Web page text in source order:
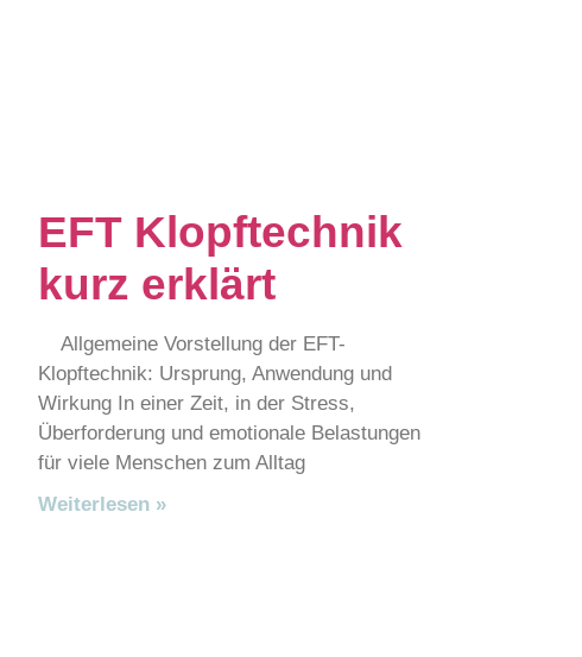
EFT Klopftechnik
kurz erklärt
Allgemeine Vorstellung der EFT-
Klopftechnik: Ursprung, Anwendung und
Wirkung In einer Zeit, in der Stress,
Überforderung und emotionale Belastungen
für viele Menschen zum Alltag
Weiterlesen »